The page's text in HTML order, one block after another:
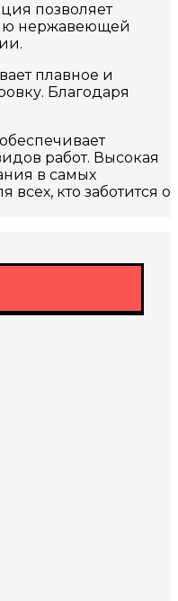
позволяет
нержавеющей
плавное и
Благодаря
работ. Высокая
в самых
кто заботится о